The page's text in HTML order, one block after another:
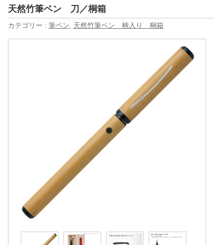
天然竹筆ペン 刀／桐箱
カテゴリー : 筆ペン 天然竹筆ペン 柄入り 桐箱